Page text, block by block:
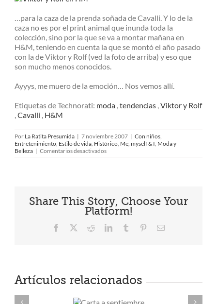
…para la caza de la prenda soñada de Cavalli. Y lo de la
caza no es por el print animal que inunda toda la
colección, sino por la que se va a montar mañana en
H&M, teniendo en cuenta la que se montó el año pasado
con la de Viktor y Rolf (ved la foto de arriba) y eso que
son mucho menos conocidos.
Ayyys, me muero de la emoción… Nos vemos allí.
Etiquetas de Technorati: moda ,tendencias ,Viktor y Rolf
,Cavalli , H&M
Por La Ratita Presumida | 7 noviembre 2007 | Con niños,
Entretenimiento, Estilo de vida, Histórico, Me, myself & I, Moda y
Belleza | Comentarios desactivadosen
Ya
Share This Story, Choose Your
Platform!
Facebook RedditLinkedInTumblr PinterestCorreo
Artículos relacionados